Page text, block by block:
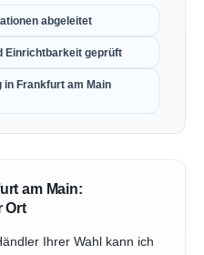
abgeleitet
Einrichtbarkeit geprüft
Frankfurt am Main
am Main:
Ort
Ihrer Wahl kann ich